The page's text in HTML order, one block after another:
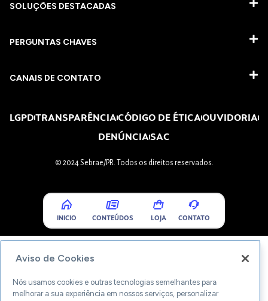
SOLUÇÕES DESTACADAS
PERGUNTAS CHAVES​
CANAIS DE CONTATO
LGPDTRANSPARÊNCIACÓDIGO DE ÉTICAOUVIDORIA
DENÚNCIASAC
© 2024 Sebrae/PR. Todos os direitos reservados.
INICIO CONTEÚDOS LOJA CONTATO
Aviso de Cookies
Nós usamos cookies e outras tecnologias semelhantes para
melhorar a sua experiência em nossos serviços, personalizar